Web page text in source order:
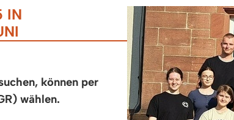
IN
können per
wählen.